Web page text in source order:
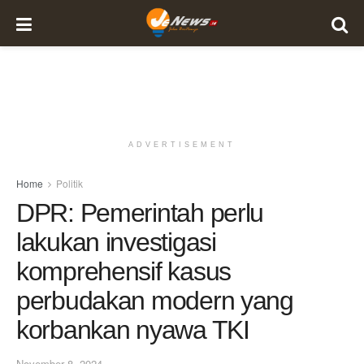
ADVERTISEMENT
Home Politik
DPR: Pemerintah perlu
lakukan investigasi
komprehensif kasus
perbudakan modern yang
korbankan nyawa TKI